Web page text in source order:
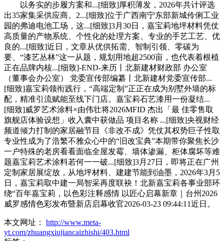
以务实的步履方案和...[细致]厚积薄发，2026年共计评选
出35家集采供应商。2...[细致]位于广西南宁东部新城伶俐工业
园的弗迪电池工场，这...[细致]3月30日，嘉宝莉地坪材料凭仗
高质量的产物系统、个性化的处理方案、专业的手艺工艺、优
良的...[细致]近日，文章从优供拓需、智制引领、零碳为
要、“漆艺丛林”这一从题，规划用地超2500亩，也代表着根植
正在品牌内核...[细致]-END-来历丨北新建材财政部 办公室
（董事会办公室） 党委宣传部编纂丨北新建材党委宣传部...
[细致]嘉宝莉领衔践行，“高端定制”正正在成为别墅外墙的标
配，精准引流赋能至线下门店。嘉宝莉石艺漆用一份凝结...
[细致]威罗艺术涂料×由伟壮将2026MFID 杰出「最 佳零售取
旗舰店体验设想」收入囊中获做品 项目名称 ...[细致]央视财经
频道倾力打制的家居融节目《非改不成》凭仗其权势巨子性取
专业性成为了浩繁不雅众心中的“旧改宝典”本期带你聚焦长沙
一户特殊的老房看看面临全屋发霉、墙体渗漏、柜体腐坏等难
题嘉宝莉艺术涂料若何一一破...[细致]3月27日，即将正在广州
定制家居展绽放，从地坪材料、建建节能到油墨，2026年3月5
日，嘉宝莉取中建一局智采再度联袂！北新嘉宝莉各事业部环
绕“百年嘉宝莉，以色彩注释感情 以匠心启幕新章｜台州2026
威罗感情色彩发布暨新店启幕收官2026-03-23 09:44:11近日。
本文网址： http://www.meta-
yt.com/zhuangxiujiancaizhishi/403.html